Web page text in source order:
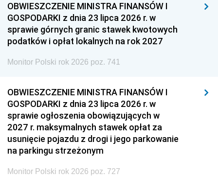
OBWIESZCZENIE MINISTRA FINANSÓW I
GOSPODARKI z dnia 23 lipca 2026 r. w
sprawie górnych granic stawek kwotowych
podatków i opłat lokalnych na rok 2027
Monitor Polski rok 2026 poz. 741
OBWIESZCZENIE MINISTRA FINANSÓW I
GOSPODARKI z dnia 23 lipca 2026 r. w
sprawie ogłoszenia obowiązujących w
2027 r. maksymalnych stawek opłat za
usunięcie pojazdu z drogi i jego parkowanie
na parkingu strzeżonym
Monitor Polski rok 2026 poz. 727